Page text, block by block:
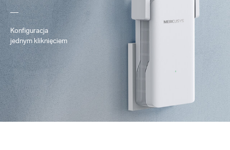
Konfiguracja
jednym kliknięciem